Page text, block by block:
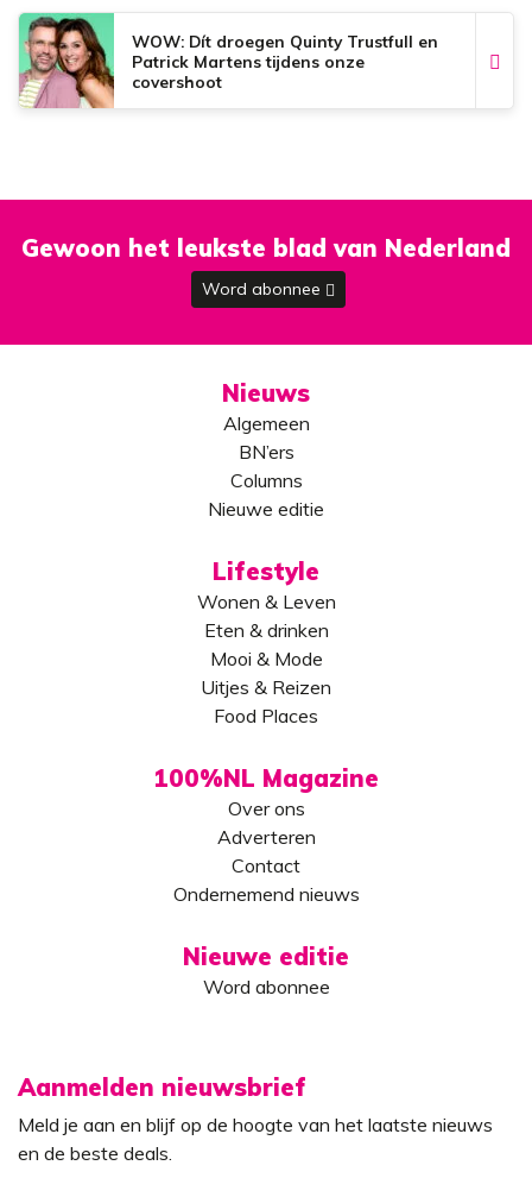
WOW: Dít droegen Quinty Trustfull en
Patrick Martens tijdens onze
covershoot
Gewoon het leukste blad van Nederland
Word abonnee
Nieuws
Algemeen
BN’ers
Columns
Nieuwe editie
Lifestyle
Wonen & Leven
Eten & drinken
Mooi & Mode
Uitjes & Reizen
Food Places
100%NL Magazine
Over ons
Adverteren
Contact
Ondernemend nieuws
Nieuwe editie
Word abonnee
Aanmelden nieuwsbrief
Meld je aan en blijf op de hoogte van het laatste nieuws
en de beste deals.